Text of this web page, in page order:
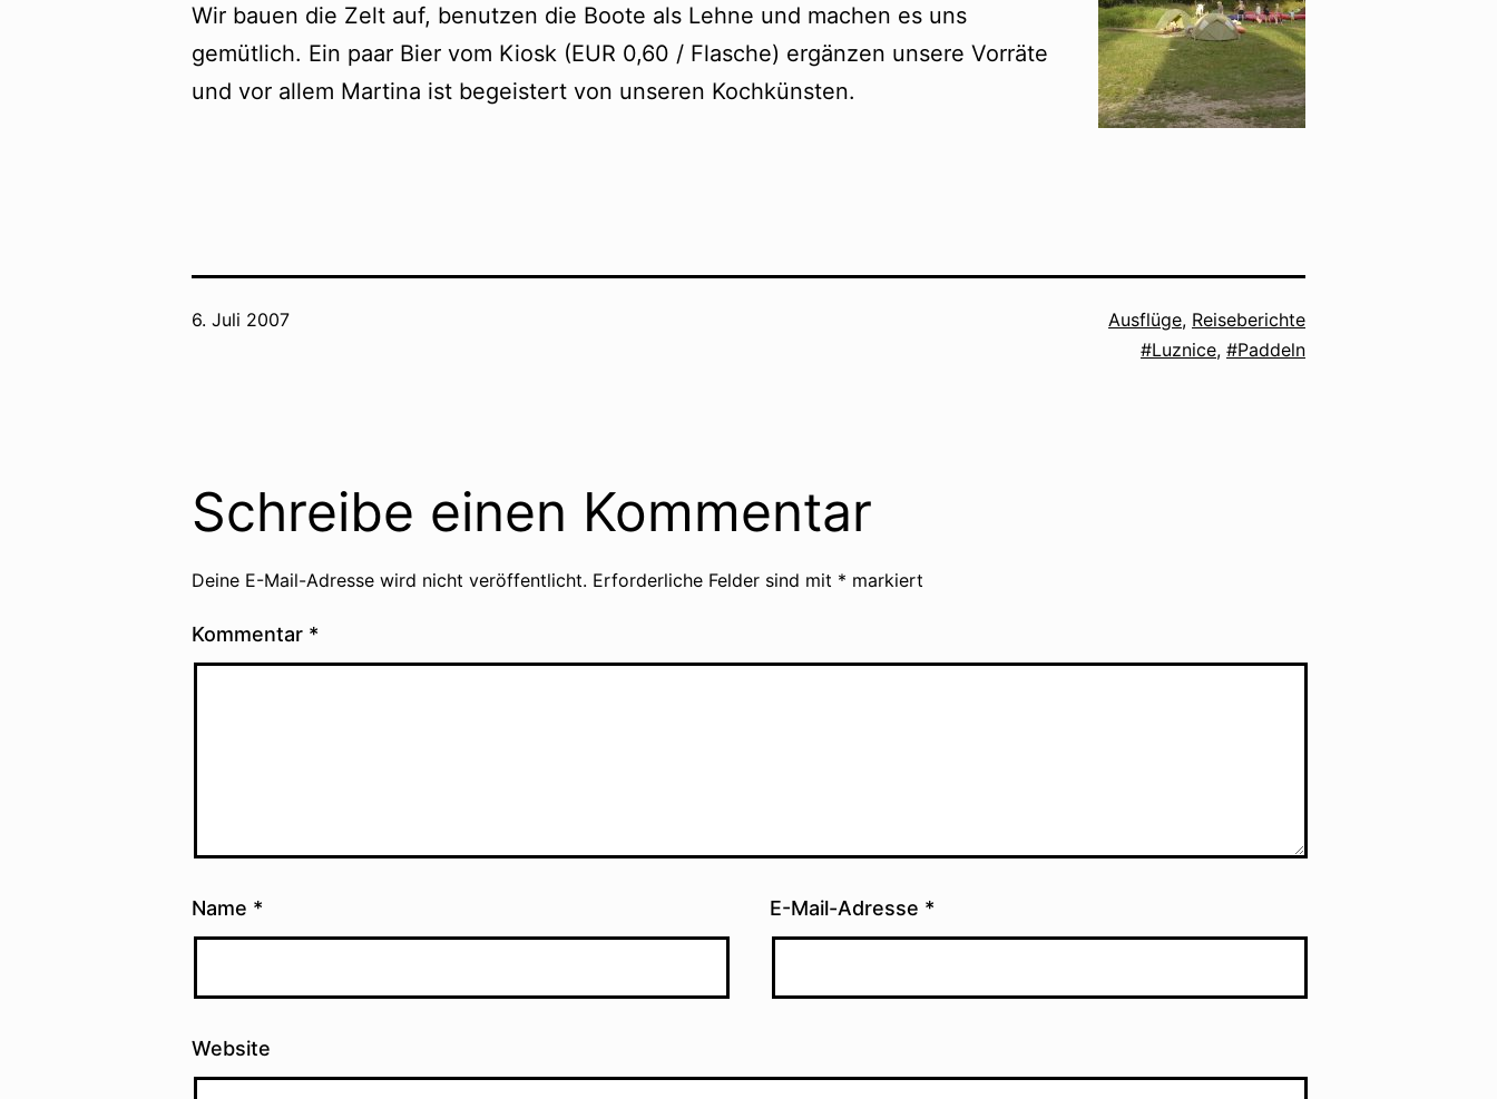
Wir bauen die Zelt auf, benutzen die Boote als Lehne und machen es uns
gemütlich. Ein paar Bier vom Kiosk (EUR 0,60 / Flasche) ergänzen unsere Vorräte
und vor allem Martina ist begeistert von unseren Kochkünsten.
Veröffentlicht
6. Juli 2007
Kategorisiert
Ausflüge, Reiseberichte
Verschlagwortet
Luznice, Paddeln
Schreibe einen Kommentar
Deine E-Mail-Adresse wird nicht veröffentlicht. Erforderliche Felder sind mit * markiert
Kommentar *
Name * E-Mail-Adresse *
Website